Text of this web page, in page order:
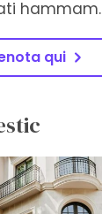
hammam.
qui